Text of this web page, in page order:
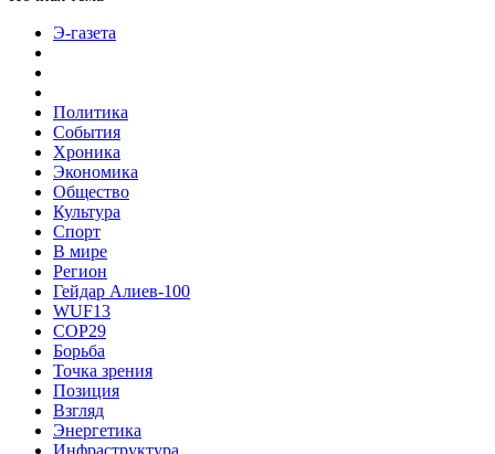
Э-газета
Политика
События
Хроника
Экономика
Общество
Культура
Спорт
В мире
Регион
Гейдар Алиев-100
WUF13
COP29
Борьба
Точка зрения
Позиция
Взгляд
Энергетика
Инфраструктура